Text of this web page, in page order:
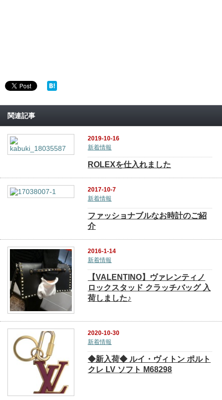
関連記事
2019-10-16
新着情報
ROLEXを仕入れました
2017-10-7
新着情報
ファッショナブルなお時計のご紹
介
2016-1-14
新着情報
【VALENTINO】ヴァレンティノ
ロックスタッド クラッチバッグ 入
荷しました♪
2020-10-30
新着情報
◆新入荷◆ ルイ・ヴィトン ポルト
クレ LV ソフト M68298